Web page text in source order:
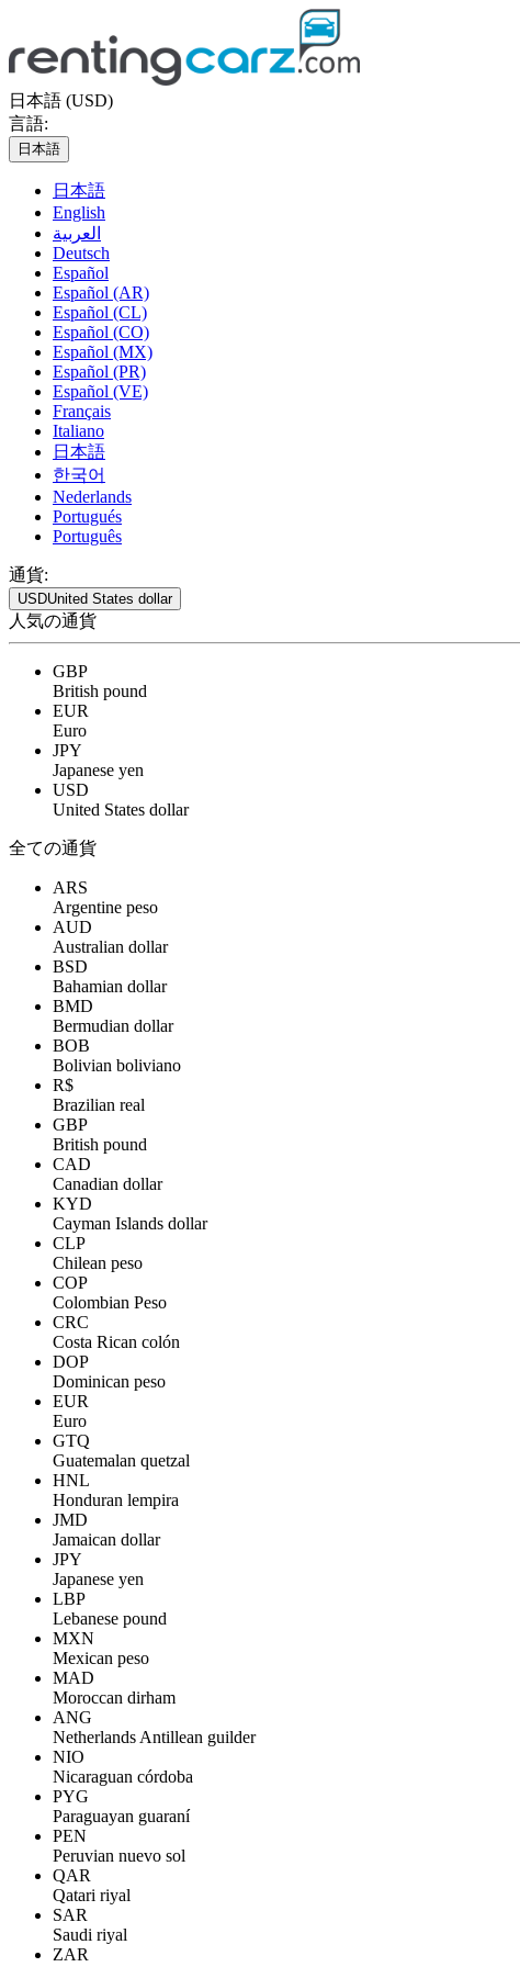
日本語 (USD)
言語:
日本語
日本語
English
العربية
Deutsch
Español
Español (AR)
Español (CL)
Español (CO)
Español (MX)
Español (PR)
Español (VE)
Français
Italiano
日本語
한국어
Nederlands
Portugués
Português
通貨:
USDUnited States dollar
人気の通貨
GBP
British pound
EUR
Euro
JPY
Japanese yen
USD
United States dollar
全ての通貨
ARS
Argentine peso
AUD
Australian dollar
BSD
Bahamian dollar
BMD
Bermudian dollar
BOB
Bolivian boliviano
R$
Brazilian real
GBP
British pound
CAD
Canadian dollar
KYD
Cayman Islands dollar
CLP
Chilean peso
COP
Colombian Peso
CRC
Costa Rican colón
DOP
Dominican peso
EUR
Euro
GTQ
Guatemalan quetzal
HNL
Honduran lempira
JMD
Jamaican dollar
JPY
Japanese yen
LBP
Lebanese pound
MXN
Mexican peso
MAD
Moroccan dirham
ANG
Netherlands Antillean guilder
NIO
Nicaraguan córdoba
PYG
Paraguayan guaraní
PEN
Peruvian nuevo sol
QAR
Qatari riyal
SAR
Saudi riyal
ZAR